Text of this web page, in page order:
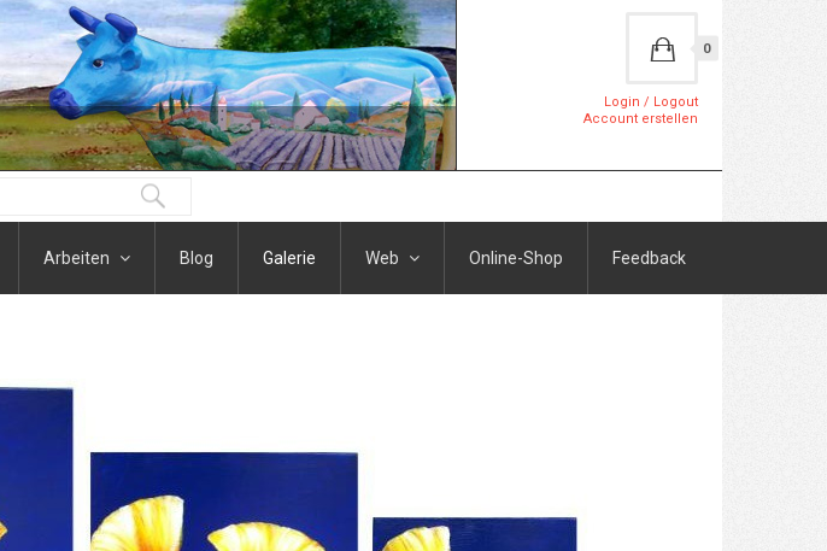
0
Login / Logout
Account erstellen
Arbeiten Blog Galerie Web Online-Shop Feedback